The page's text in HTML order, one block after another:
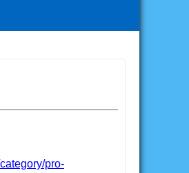
pro-